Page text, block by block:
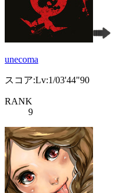
unecoma
スコア:Lv:1/03'44"90
RANK
9